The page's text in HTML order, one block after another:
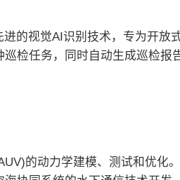
的视觉AI识别技术，专为开放
检任务，同时自动生成巡检报
的动力学建模、测试和优化